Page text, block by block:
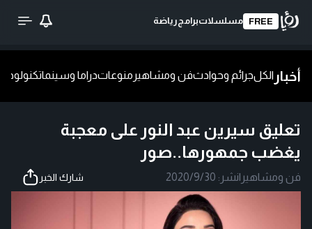
FREE مسلسلاتبرامج رياضة
أخبار الكلجرائم وحوادثفن ومشاهير منوعاتدراما وسينماتكنولوجيا
تعليق سيرين عبد النور على معجبة
يغضب جمهورها..صور
فن ومشاهير |نشر: 2020/9/30 شارك الخبر